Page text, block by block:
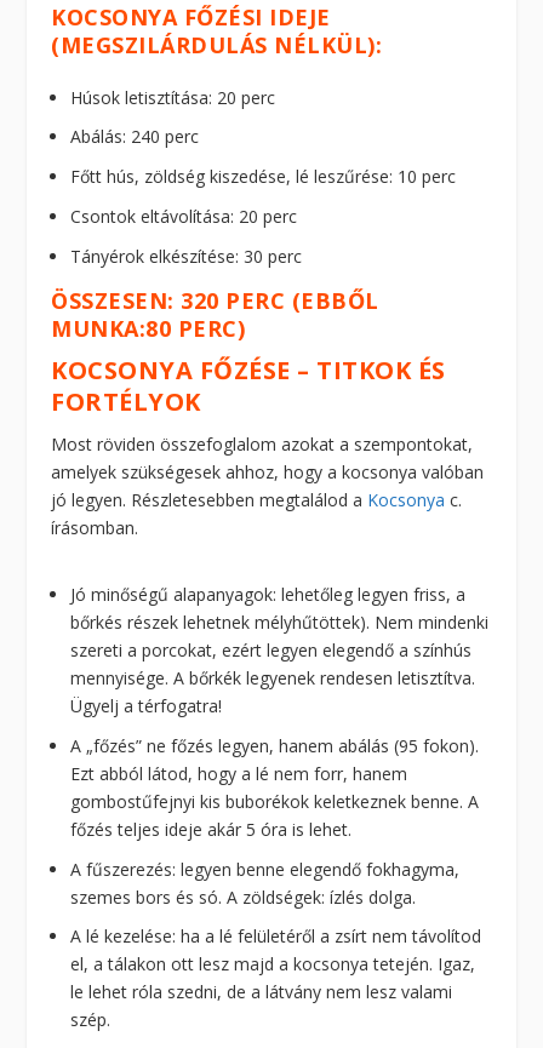
KOCSONYA FŐZÉSI IDEJE
(MEGSZILÁRDULÁS NÉLKÜL):
Húsok letisztítása: 20 perc
Abálás: 240 perc
Főtt hús, zöldség kiszedése, lé leszűrése: 10 perc
Csontok eltávolítása: 20 perc
Tányérok elkészítése: 30 perc
ÖSSZESEN: 320 PERC (EBBŐL
MUNKA:80 PERC)
KOCSONYA FŐZÉSE – TITKOK ÉS
FORTÉLYOK
Most röviden összefoglalom azokat a szempontokat,
amelyek szükségesek ahhoz, hogy a kocsonya valóban
jó legyen. Részletesebben megtalálod a Kocsonya c.
írásomban.
Jó minőségű alapanyagok: lehetőleg legyen friss, a
bőrkés részek lehetnek mélyhűtöttek). Nem mindenki
szereti a porcokat, ezért legyen elegendő a színhús
mennyisége. A bőrkék legyenek rendesen letisztítva.
Ügyelj a térfogatra!
A „főzés” ne főzés legyen, hanem abálás (95 fokon).
Ezt abból látod, hogy a lé nem forr, hanem
gombostűfejnyi kis buborékok keletkeznek benne. A
főzés teljes ideje akár 5 óra is lehet.
A fűszerezés: legyen benne elegendő fokhagyma,
szemes bors és só. A zöldségek: ízlés dolga.
A lé kezelése: ha a lé felületéről a zsírt nem távolítod
el, a tálakon ott lesz majd a kocsonya tetején. Igaz,
le lehet róla szedni, de a látvány nem lesz valami
szép.